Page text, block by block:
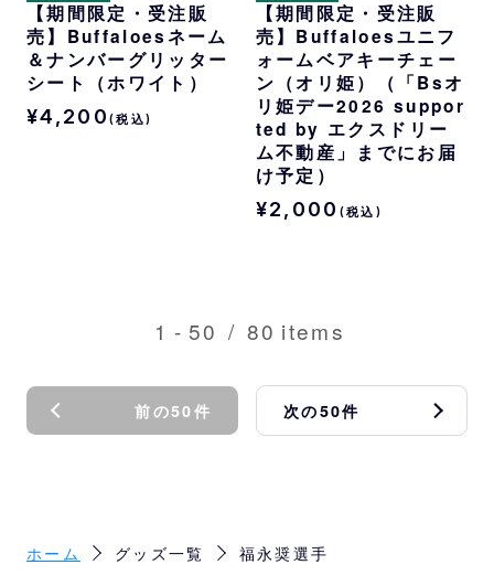
【期間限定・受注販
売】Buffaloesネーム
＆ナンバーグリッター
シート（ホワイト）
¥4,200 (税込)
【期間限定・受注販
売】Buffaloesユニフ
ォームベアキーチェー
ン（オリ姫）（「Bsオ
リ姫デー2026 suppor
ted by エクスドリー
ム不動産」までにお届
け予定）
¥2,000 (税込)
1 - 50 / 80 items
前の50件 次の50件
ホーム グッズ一覧 福永奨選手